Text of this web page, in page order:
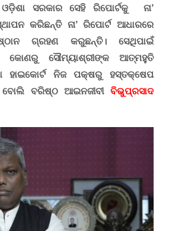
ସରକାର ସେହି ରିପୋର୍ଟକୁ ନା’
କରିଛନ୍ତି ନା’ ରିପୋର୍ଟ ଆଧାରରେ
ଗ୍ରହଣ କରୁଛନ୍ତି। ସେଥିପାଇଁ
କୋଣରୁ ସୌମ୍ୟାଶ୍ରୀଙ୍କ ଆତ୍ମହୁତି
ହାଇକୋର୍ଟ ନିଜ ପକ୍ଷରୁ ହସ୍ତକ୍ଷେପ
ବରିଷ୍ଠ ଆଇନଜୀବୀ ବିଭୁପ୍ରସାଦ